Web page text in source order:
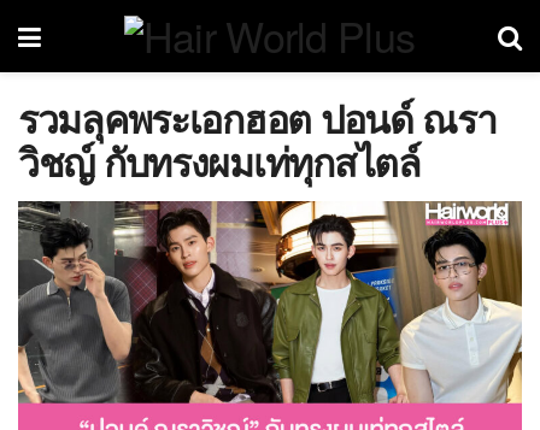
รวมลุคพระเอกฮอต ปอนด์ ณรา
วิชญ์ กับทรงผมเท่ทุกสไตล์